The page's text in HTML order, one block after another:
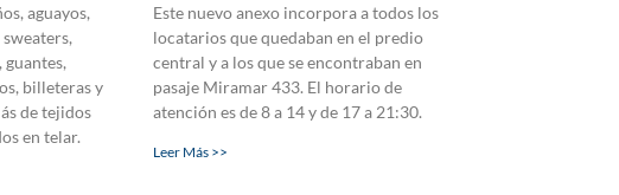
aguayos,
guantes,
billeteras y
de tejidos
en telar.
Este nuevo anexo incorpora a todos los
locatarios que quedaban en el predio
central y a los que se encontraban en
pasaje Miramar 433. El horario de
atención es de 8 a 14 y de 17 a 21:30.
Leer Más >>